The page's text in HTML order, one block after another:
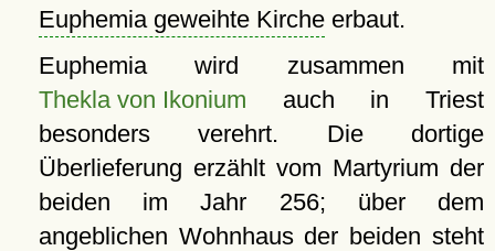
Euphemia geweihte Kircheerbaut.
Euphemia wird zusammen mit
Thekla von Ikonium auch in Triest
besonders verehrt. Die dortige
Überlieferung erzählt vom Martyrium der
beiden im Jahr 256; über dem
angeblichen Wohnhaus der beiden steht